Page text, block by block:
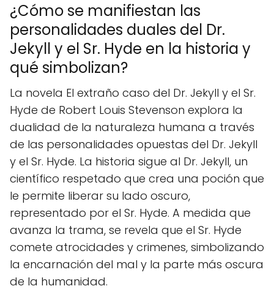
¿Cómo se manifiestan las
personalidades duales del Dr.
Jekyll y el Sr. Hyde en la historia y
qué simbolizan?
La novela El extraño caso del Dr. Jekyll y el Sr.
Hyde de Robert Louis Stevenson explora la
dualidad de la naturaleza humana a través
de las personalidades opuestas del Dr. Jekyll
y el Sr. Hyde. La historia sigue al Dr. Jekyll, un
científico respetado que crea una poción que
le permite liberar su lado oscuro,
representado por el Sr. Hyde. A medida que
avanza la trama, se revela que el Sr. Hyde
comete atrocidades y crimenes, simbolizando
la encarnación del mal y la parte más oscura
de la humanidad.